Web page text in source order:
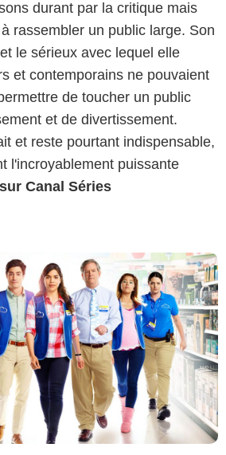
durant par la critique mais
rassembler un public large. Son
le sérieux avec lequel elle
et contemporains ne pouvaient
de toucher un public
et de divertissement.
et reste pourtant indispensable,
l'incroyablement puissante
Canal Séries